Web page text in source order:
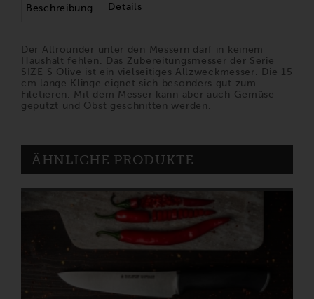
Beschreibung Details
Der Allrounder unter den Messern darf in keinem
Haushalt fehlen. Das Zubereitungsmesser der Serie
SIZE S Olive ist ein vielseitiges Allzweckmesser. Die 15
cm lange Klinge eignet sich besonders gut zum
Filetieren. Mit dem Messer kann aber auch Gemüse
geputzt und Obst geschnitten werden.
ÄHNLICHE PRODUKTE